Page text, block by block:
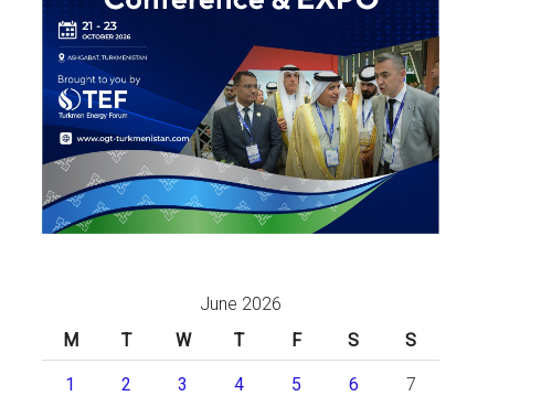
June 2026
M
T W T F S S
1 2 3 4 5 6 7